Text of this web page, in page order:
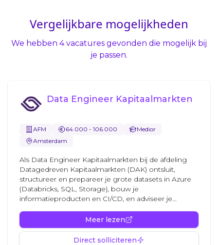
Vergelijkbare mogelijkheden
We hebben 4 vacatures gevonden die mogelijk bij
je passen.
Data Engineer Kapitaalmarkten
AFM 64.000 - 106.000
Medior
Amsterdam
Als Data Engineer Kapitaalmarkten bij de afdeling
Datagedreven Kapitaalmarkten (DAK) ontsluit,
structureer en prepareer je grote datasets in Azure
(Databricks, SQL, Storage), bouw je
informatieproducten en CI/CD, en adviseer je...
Meer lezen
Direct solliciteren